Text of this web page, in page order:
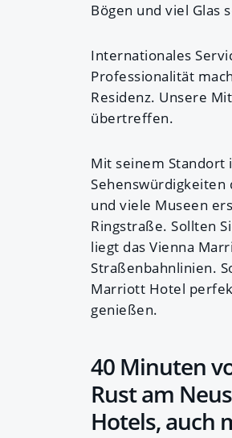
Bögen und viel Glas
Internationales
Professionalität
Residenz. Unsere
übertreffen.
Mit seinem Standort
Sehenswürdigkeiten
und viele Museen
Ringstraße. Sollten
liegt das Vienna
Straßenbahnlinien.
Marriott Hotel
genießen.
40 Minuten
Rust am
Hotels, auch